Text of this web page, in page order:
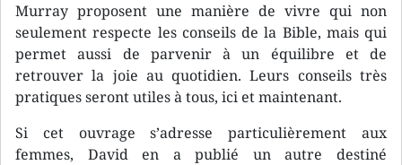
Murray proposent une manière de vivre qui non
seulement respecte les conseils de la Bible, mais qui
permet aussi de parvenir à un équilibre et de
retrouver la joie au quotidien. Leurs conseils très
pratiques seront utiles à tous, ici et maintenant.
Si cet ouvrage s’adresse particulièrement aux
femmes, David en a publié un autre destiné